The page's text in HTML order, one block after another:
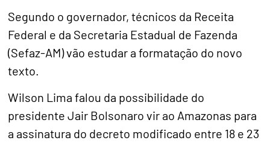
Segundo o governador, técnicos da Receita
Federal e da Secretaria Estadual de Fazenda
(Sefaz-AM) vão estudar a formatação do novo
texto.
Wilson Lima falou da possibilidade do
presidente Jair Bolsonaro vir ao Amazonas para
a assinatura do decreto modificado entre 18 e 23